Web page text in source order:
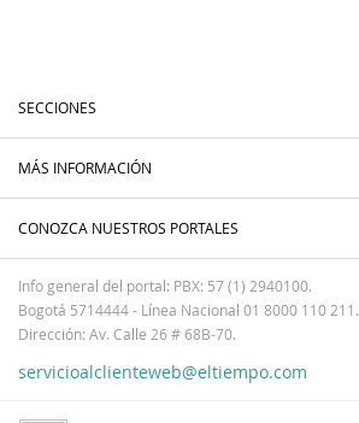
SECCIONES
MÁS INFORMACIÓN
CONOZCA NUESTROS PORTALES
Info general del portal: PBX: 57 (1) 2940100.
Bogotá 5714444 - Línea Nacional 01 8000 110 211.
Dirección: Av. Calle 26 # 68B-70.
servicioalclienteweb@eltiempo.com